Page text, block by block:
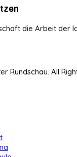
die Arbeit der
Rundschau. All